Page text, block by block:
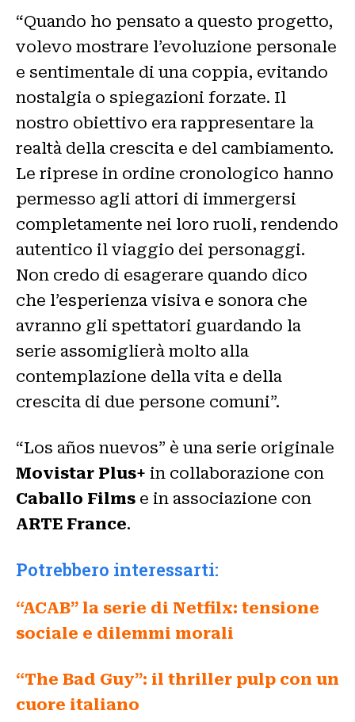
“Quando ho pensato a questo progetto,
volevo mostrare l’evoluzione personale
e sentimentale di una coppia, evitando
nostalgia o spiegazioni forzate. Il
nostro obiettivo era rappresentare la
realtà della crescita e del cambiamento.
Le riprese in ordine cronologico hanno
permesso agli attori di immergersi
completamente nei loro ruoli, rendendo
autentico il viaggio dei personaggi.
Non credo di esagerare quando dico
che l’esperienza visiva e sonora che
avranno gli spettatori guardando la
serie assomiglierà molto alla
contemplazione della vita e della
crescita di due persone comuni”.
“Los años nuevos” è una serie originale
Movistar Plus+ in collaborazione con
Caballo Films e in associazione con
ARTE France.
Potrebbero interessarti:
“ACAB” la serie di Netfilx: tensione
sociale e dilemmi morali
“The Bad Guy”: il thriller pulp con un
cuore italiano